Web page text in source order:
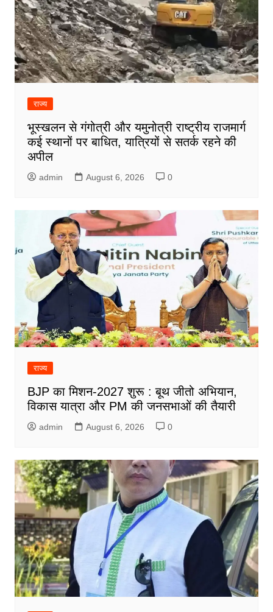
राज्य
भूस्खलन से गंगोत्री और यमुनोत्री राष्ट्रीय राजमार्ग
कई स्थानों पर बाधित, यात्रियों से सतर्क रहने की
अपील
admin August 6, 2026 0
राज्य
BJP का मिशन-2027 शुरू : बूथ जीतो अभियान,
विकास यात्रा और PM की जनसभाओं की तैयारी
admin August 6, 2026 0